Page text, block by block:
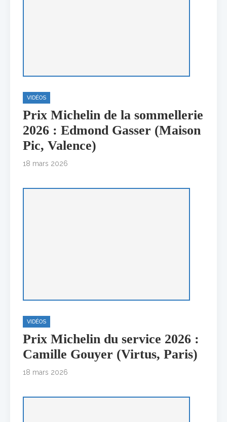
VIDÉOS
Prix Michelin de la sommellerie
2026 : Edmond Gasser (Maison
Pic, Valence)
18 mars 2026
VIDÉOS
Prix Michelin du service 2026 :
Camille Gouyer (Virtus, Paris)
18 mars 2026